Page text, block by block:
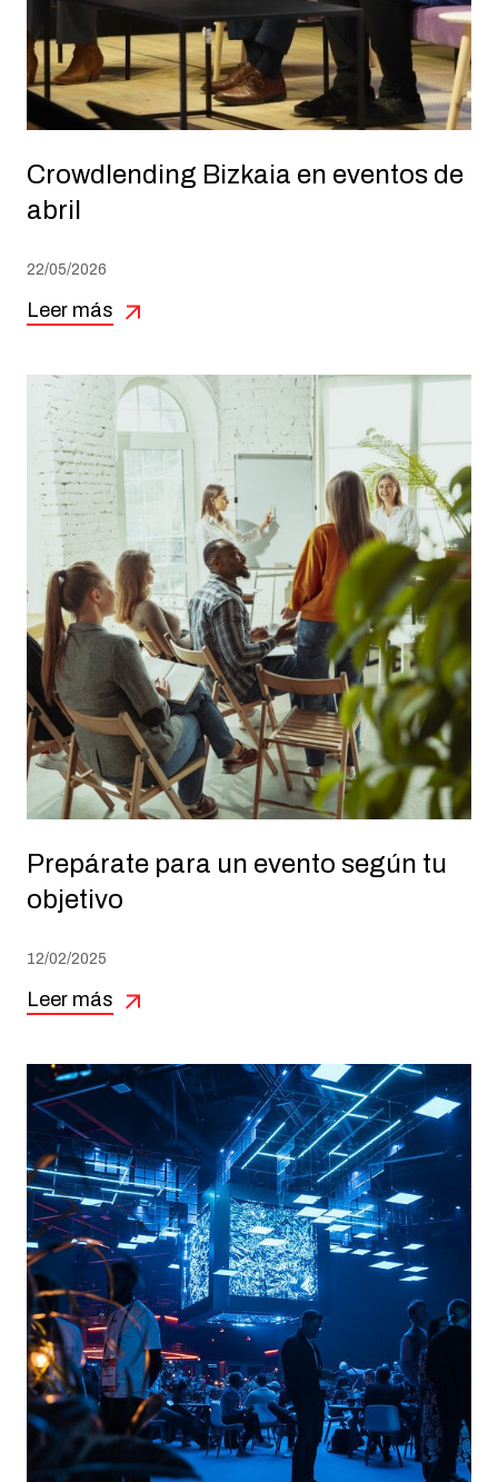
Crowdlending Bizkaia en eventos de
abril
22/05/2026
Leer más
Prepárate para un evento según tu
objetivo
12/02/2025
Leer más